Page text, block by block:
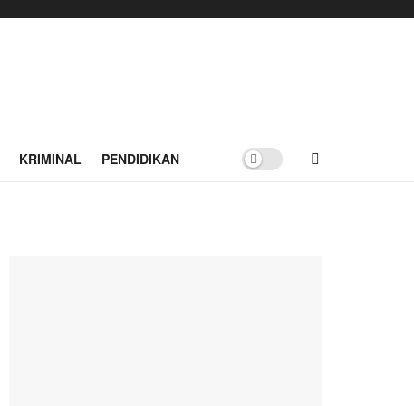
KRIMINAL PENDIDIKAN